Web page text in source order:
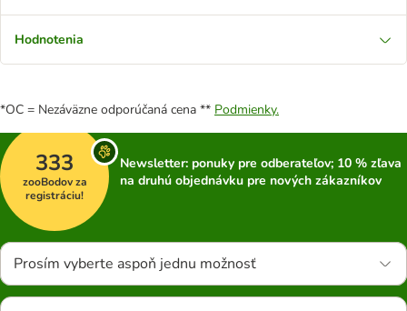
Hodnotenia
*OC = Nezáväzne odporúčaná cena ** Podmienky.
333
zooBodov za
registráciu!
Newsletter: ponuky pre odberateľov; 10 % zľava
na druhú objednávku pre nových zákazníkov
Prosím vyberte aspoň jednu možnosť